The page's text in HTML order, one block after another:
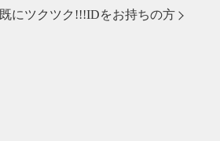
既にツクツク!!!IDをお持ちの方